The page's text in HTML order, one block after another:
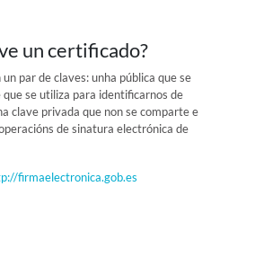
un certificado?
par de claves: unha pública que se
se utiliza para identificarnos de
clave privada que non se comparte e
de sinatura electrónica de
firmaelectronica.gob.es